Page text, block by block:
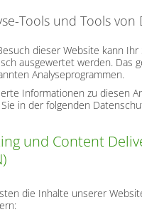
Tools und Tools
dieser Website kann Ihr
ausgewertet werden. Das
Analyseprogrammen.
Informationen zu diesen
in der folgenden
und Content
die Inhalte unserer